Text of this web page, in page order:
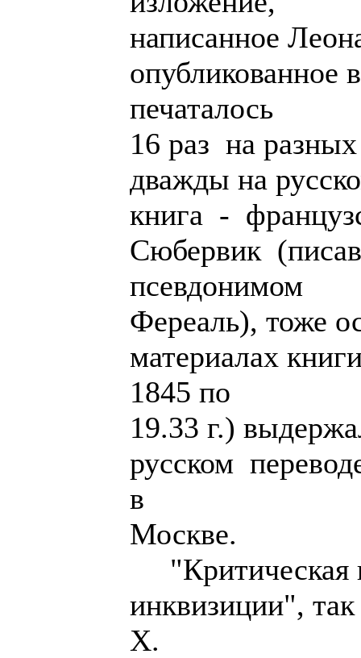
написанное
опубликованное
печаталось
16 раз на
дважды на
книга -
Сюбервик
псевдонимом
Фереаль), тоже
материалах
1845 по
19.33 г.)
русском
в
Москве.
"Критическая
инквизиции",
X.